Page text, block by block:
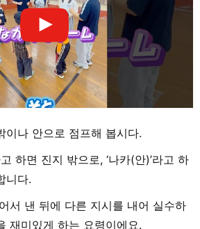
이나 안으로 점프해 봅시다.
하면 진지 밖으로, ‘나카(안)’라고 하
니다.
서 낸 뒤에 다른 지시를 내어 실수하
재미있게 하는 요령이에요.